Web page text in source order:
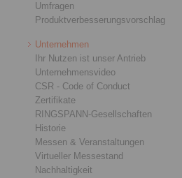
Umfragen
Produktverbesserungsvorschlag
Unternehmen
Ihr Nutzen ist unser Antrieb
Unternehmensvideo
CSR - Code of Conduct
Zertifikate
RINGSPANN-Gesellschaften
Historie
Messen & Veranstaltungen
Virtueller Messestand
Nachhaltigkeit